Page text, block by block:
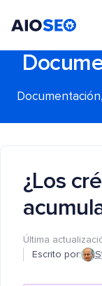
¿Los
Última
Escrito por: